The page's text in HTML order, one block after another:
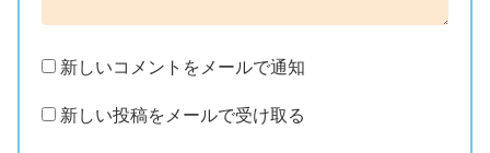
新しいコメントをメールで通知
新しい投稿をメールで受け取る